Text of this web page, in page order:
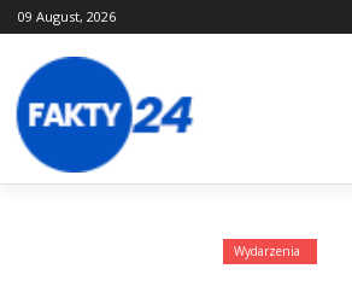
Skip
to
09 August, 2026
Wydarzenia